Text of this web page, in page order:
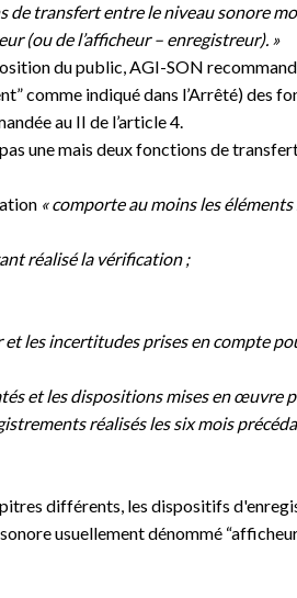
transfert entre le niveau sonore
(ou de l’afficheur – enregistreur). »
du public, AGI-SON
comme indiqué dans l’Arrêté) des
au II de l’article 4.
une mais deux fonctions de
« comporte au moins les
réalisé la vérification ;
les incertitudes prises en compte
et les dispositions mises en œuvre
réalisésles six mois
différents, les dispositifs
usuellement dénommé